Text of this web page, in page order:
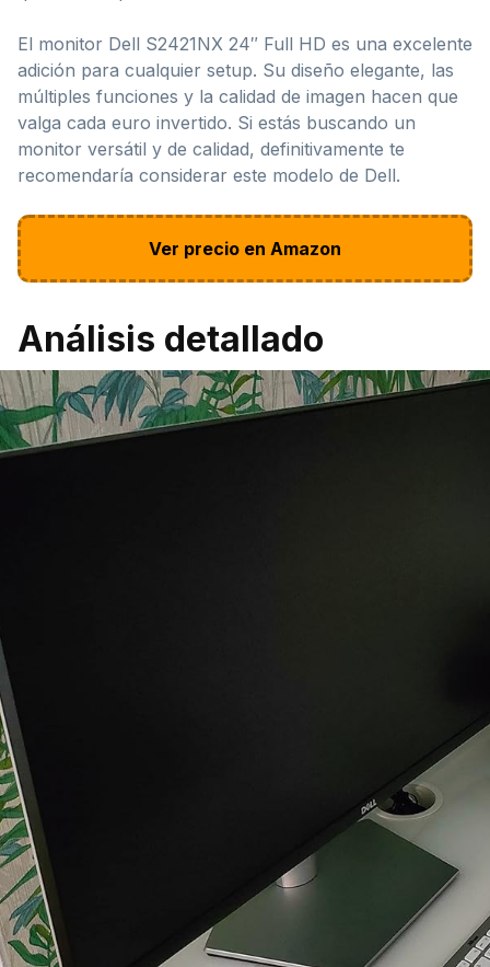
El monitor Dell S2421NX 24″ Full HD es una excelente
adición para cualquier setup. Su diseño elegante, las
múltiples funciones y la calidad de imagen hacen que
valga cada euro invertido. Si estás buscando un
monitor versátil y de calidad, definitivamente te
recomendaría considerar este modelo de Dell.
Ver precio en Amazon
Análisis detallado